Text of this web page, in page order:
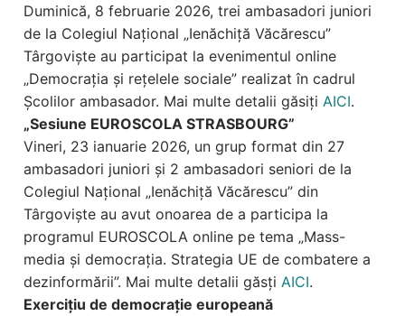
Duminică, 8 februarie 2026, trei ambasadori juniori
de la Colegiul Național „Ienăchiță Văcărescu”
Târgoviște au participat la evenimentul online
„Democrația și rețelele sociale” realizat în cadrul
Școlilor ambasador. Mai multe detalii găsiți AICI.
„Sesiune EUROSCOLA STRASBOURG”
Vineri, 23 ianuarie 2026, un grup format din 27
ambasadori juniori și 2 ambasadori seniori de la
Colegiul Național „Ienăchiță Văcărescu” din
Târgoviște au avut onoarea de a participa la
programul EUROSCOLA online pe tema „Mass-
media și democrația. Strategia UE de combatere a
dezinformării”. Mai multe detalii găsți AICI.
Exercițiu de democrație europeană